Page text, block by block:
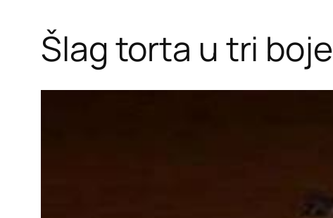
Šlag torta u tri boje